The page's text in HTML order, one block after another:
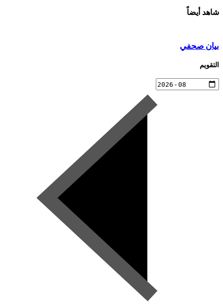
شاهد أيضاً
بيان صحفي
التقويم